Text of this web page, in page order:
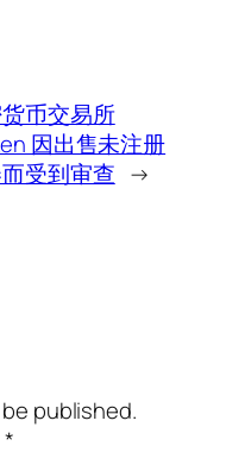
币交易所
因出售未注册
受到审查 →
published.
*